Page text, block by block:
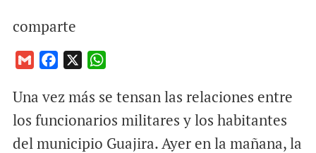
comparte
a
i
c
e
a
t
Una vez más se tensan las relaciones entre
los funcionarios militares y los habitantes
del municipio Guajira. Ayer en la mañana, la